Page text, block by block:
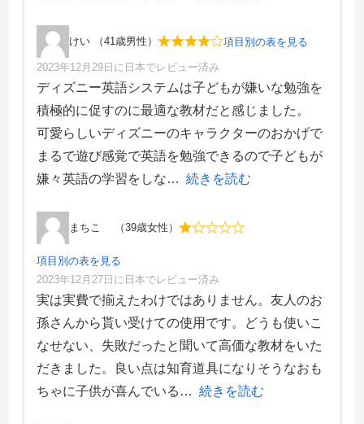
けい （41歳男性） 項目別の表を見る
項目別評価
価格・料金
5
学習効果
5
サポート体制
5
デザイン性
1
2023年12月29日に日本でレビュー済み
ディズニー英語システムは子どもが嫌いな勉強を
積極的に促すのに最適な教材だと感じました。
可愛らしいディズニーのキャラクターのおかげで
まるで遊び感覚で英語を勉強できるので子どもが
嫌々英語の学習をしな
続きを読む
まちこ （39歳女性）
項目別の表を見る
項目別評価
価格・料金
1
学習効果
1
サポート体制
1
デザイン性
1
2023年12月27日に日本でレビュー済み
実は実費で揃えたわけではありません。友人のお
孫さんから貰い受けての使用です。どうも使いこ
なせない、失敗だったと聞いて高価な教材をいた
だきました。良い点は知育道具になりそうなおも
ちゃに子供が喜んでいる
続きを読む